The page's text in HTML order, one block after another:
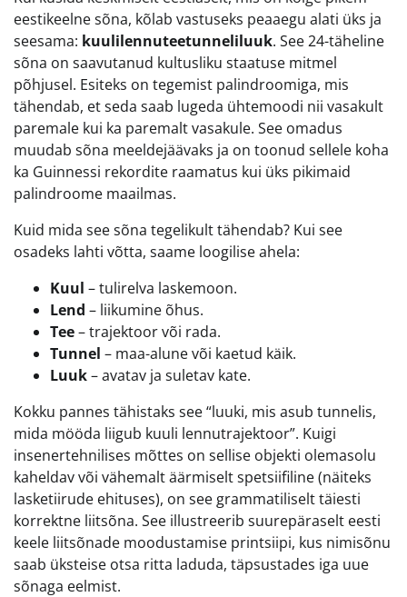
eestikeelne sõna, kõlab vastuseks peaaegu alati üks ja
seesama: kuulilennuteetunneliluuk. See 24-täheline
sõna on saavutanud kultusliku staatuse mitmel
põhjusel. Esiteks on tegemist palindroomiga, mis
tähendab, et seda saab lugeda ühtemoodi nii vasakult
paremale kui ka paremalt vasakule. See omadus
muudab sõna meeldejäävaks ja on toonud sellele koha
ka Guinnessi rekordite raamatus kui üks pikimaid
palindroome maailmas.
Kuid mida see sõna tegelikult tähendab? Kui see
osadeks lahti võtta, saame loogilise ahela:
Kuul – tulirelva laskemoon.
Lend – liikumine õhus.
Tee– trajektoor või rada.
Tunnel – maa-alune või kaetud käik.
Luuk– avatav ja suletav kate.
Kokku pannes tähistaks see “luuki, mis asub tunnelis,
mida mööda liigub kuuli lennutrajektoor”. Kuigi
insenertehnilises mõttes on sellise objekti olemasolu
kaheldav või vähemalt äärmiselt spetsiifiline (näiteks
lasketiirude ehituses), on see grammatiliselt täiesti
korrektne liitsõna. See illustreerib suurepäraselt eesti
keele liitsõnade moodustamise printsiipi, kus nimisõnu
saab üksteise otsa ritta laduda, täpsustades iga uue
sõnaga eelmist.